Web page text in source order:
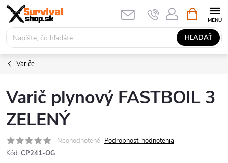
Prejsť
obsah
HĽADAŤ
KOŠÍK
Variče
Varič plynový FASTBOIL 3
ZELENÝ
Neohodnotené Podrobnosti hodnotenia
Kód: CP241-OG